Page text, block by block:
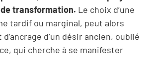
transformation. Le choix d’une
tardif ou marginal, peut alors
d’un désir ancien, oublié
qui cherche à se manifester